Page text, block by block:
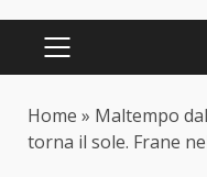
PRIMARY
Home » Maltempo
torna il sole. Frane